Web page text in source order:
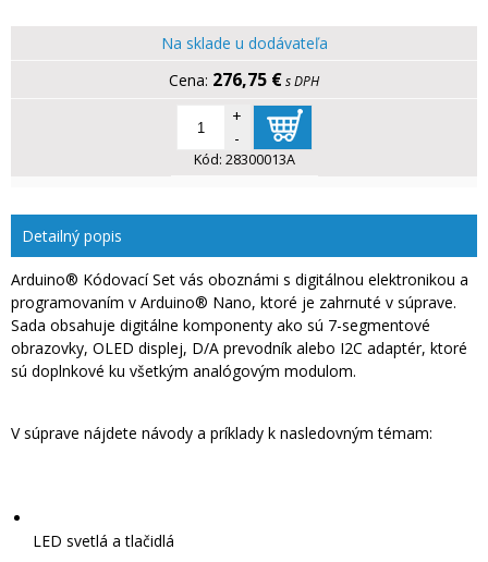
Na sklade u dodávateľa
276,75 €s DPH
+
-
Kód: 28300013A
Detailný popis
Arduino® Kódovací Set vás oboznámi s digitálnou elektronikou a
programovaním v Arduino® Nano, ktoré je zahrnuté v súprave.
Sada obsahuje digitálne komponenty ako sú 7-segmentové
obrazovky, OLED displej, D/A prevodník alebo I2C adaptér, ktoré
sú doplnkové ku všetkým analógovým modulom.
V súprave nájdete návody a príklady k nasledovným témam:
LED svetlá a tlačidlá